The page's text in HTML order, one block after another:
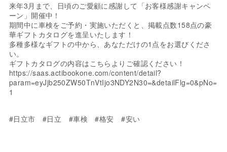
来年3月まで、日頃のご愛顧に感謝して「お客様感謝キャンペ
ーン」開催中！
期間中に車検をご予約・実施いただくと、掲載点数158点の豪
華ギフトカタログを進呈いたします！
多種多様なギフトの中から、あなただけの1点をお選びくださ
い。
ギフトカタログの内容はこちらよりご確認ください！
https://saas.actibookone.com/content/detail?
param=eyJjb250ZW50TnVtIjo3NDY2N30=&detailFlg=0&pNo=
1
#日立市 #日立 #車検 #格安 #安い